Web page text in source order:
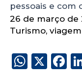
pessoais e com
26 de março de
Turismo, viagem
W X
F